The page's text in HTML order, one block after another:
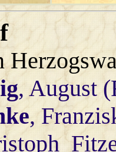
, August
,